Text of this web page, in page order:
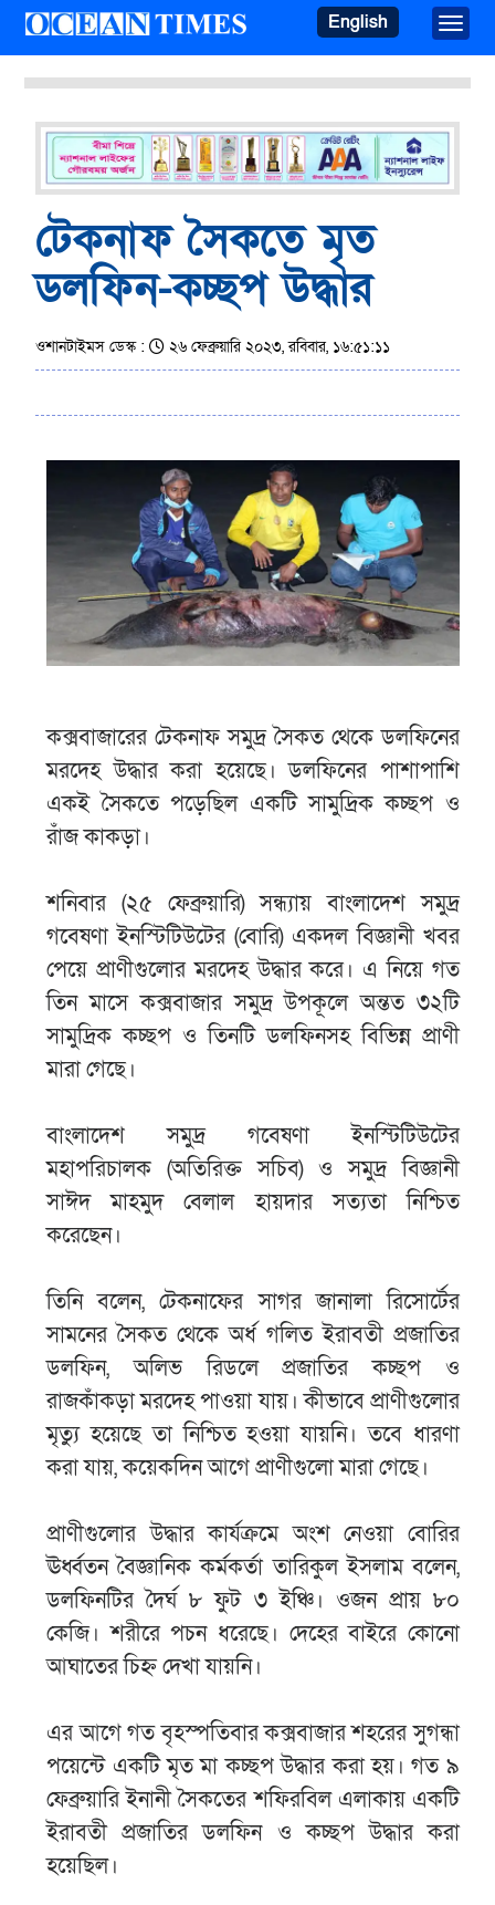
English
টেকনাফ সৈকতে মৃত
ডলফিন-কচ্ছপ উদ্ধার
ওশানটাইমস ডেস্ক : ২৬ ফেব্রুয়ারি ২০২৩, রবিবার, ১৬:৫১:১১
কক্সবাজারের টেকনাফ সমুদ্র সৈকত থেকে ডলফিনের
মরদেহ উদ্ধার করা হয়েছে। ডলফিনের পাশাপাশি
একই সৈকতে পড়েছিল একটি সামুদ্রিক কচ্ছপ ও
রাঁজ কাকড়া।
শনিবার (২৫ ফেব্রুয়ারি) সন্ধ্যায় বাংলাদেশ সমুদ্র
গবেষণা ইনস্টিটিউটের (বোরি) একদল বিজ্ঞানী খবর
পেয়ে প্রাণীগুলোর মরদেহ উদ্ধার করে। এ নিয়ে গত
তিন মাসে কক্সবাজার সমুদ্র উপকূলে অন্তত ৩২টি
সামুদ্রিক কচ্ছপ ও তিনটি ডলফিনসহ বিভিন্ন প্রাণী
মারা গেছে।
বাংলাদেশ সমুদ্র গবেষণা ইনস্টিটিউটের
মহাপরিচালক (অতিরিক্ত সচিব) ও সমুদ্র বিজ্ঞানী
সাঈদ মাহমুদ বেলাল হায়দার সত্যতা নিশ্চিত
করেছেন।
তিনি বলেন, টেকনাফের সাগর জানালা রিসোর্টের
সামনের সৈকত থেকে অর্ধ গলিত ইরাবতী প্রজাতির
ডলফিন, অলিভ রিডলে প্রজাতির কচ্ছপ ও
রাজকাঁকড়া মরদেহ পাওয়া যায়। কীভাবে প্রাণীগুলোর
মৃত্যু হয়েছে তা নিশ্চিত হওয়া যায়নি। তবে ধারণা
করা যায়, কয়েকদিন আগে প্রাণীগুলো মারা গেছে।
প্রাণীগুলোর উদ্ধার কার্যক্রমে অংশ নেওয়া বোরির
ঊর্ধ্বতন বৈজ্ঞানিক কর্মকর্তা তারিকুল ইসলাম বলেন,
ডলফিনটির দৈর্ঘ ৮ ফুট ৩ ইঞ্চি। ওজন প্রায় ৮০
কেজি। শরীরে পচন ধরেছে। দেহের বাইরে কোনো
আঘাতের চিহ্ন দেখা যায়নি।
এর আগে গত বৃহস্পতিবার কক্সবাজার শহরের সুগন্ধা
পয়েন্টে একটি মৃত মা কচ্ছপ উদ্ধার করা হয়। গত ৯
ফেব্রুয়ারি ইনানী সৈকতের শফিরবিল এলাকায় একটি
ইরাবতী প্রজাতির ডলফিন ও কচ্ছপ উদ্ধার করা
হয়েছিল।